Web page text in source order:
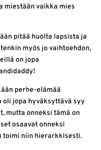
miestään vaikka mies
pitää huolta lapsista ja
myös jo vaihtoehdon,
on jopa
perhe-elämää
oli jopa hyväksyttävä syy
mutta onneksi tämä on
osaavat onneksi
toimi niin hierarkkisesti.